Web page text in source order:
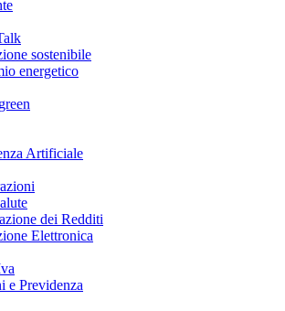
sostenibile
energetico
Artificiale
dei Redditi
Elettronica
e Previdenza